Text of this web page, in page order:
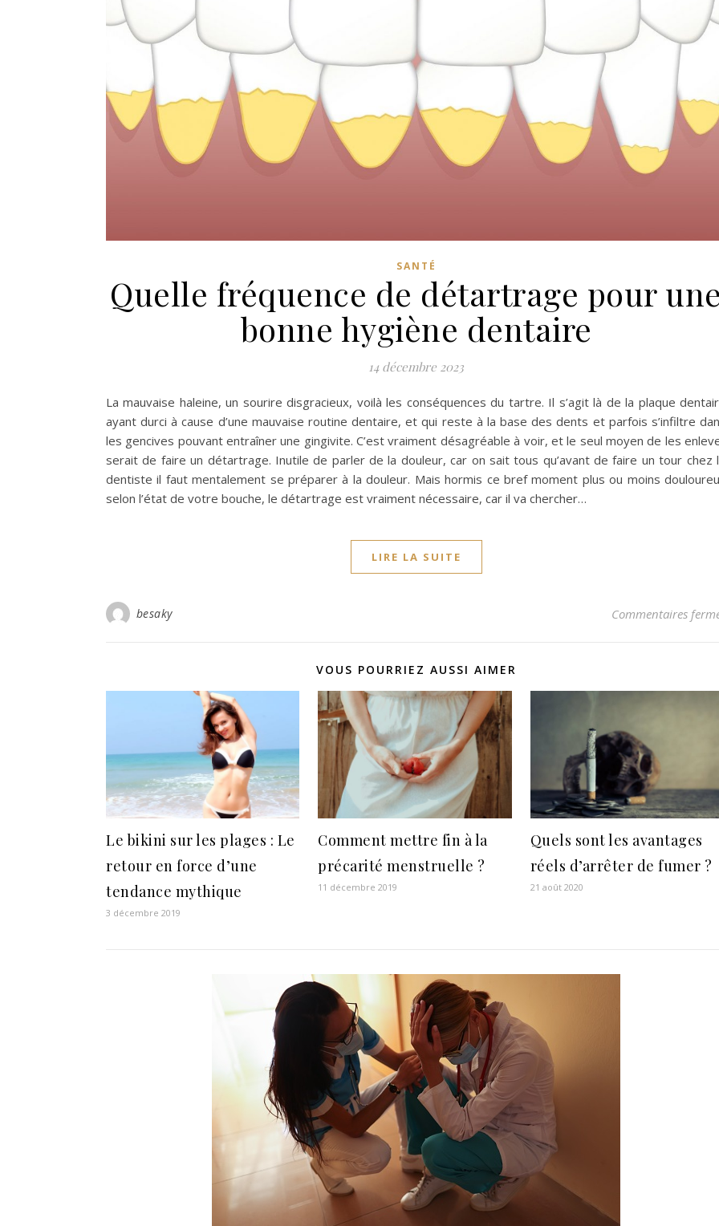
SANTÉ
Quelle fréquence de détartrage pour une
bonne hygiène dentaire
14 décembre 2023
La mauvaise haleine, un sourire disgracieux, voilà les conséquences du tartre. Il s’agit là de la plaque
ayant durci à cause d’une mauvaise routine dentaire, et qui reste à la base des dents et parfois s’infiltre
les gencives pouvant entraîner une gingivite. C’est vraiment désagréable à voir, et le seul moyen de les
serait de faire un détartrage. Inutile de parler de la douleur, car on sait tous qu’avant de faire un tour chez
dentiste il faut mentalement se préparer à la douleur. Mais hormis ce bref moment plus ou moins
selon l’état de votre bouche, le détartrage est vraiment nécessaire, car il va chercher…
LIRE LA SUITE
besaky Commentaires
VOUS POURRIEZ AUSSI AIMER
Le bikini sur les plages : Le
retour en force d’une
tendance mythique
3 décembre 2019
Comment mettre fin à la
précarité menstruelle ?
11 décembre 2019
Quels sont les avantages
réels d’arrêter de fumer ?
21 août 2020